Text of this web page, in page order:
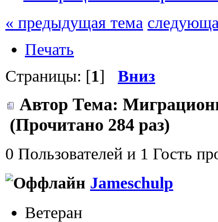
« предыдущая тема
Печать
Страницы: [1] Вниз
Автор Тема:
(Прочитано 284 раз)
0 Пользователей и 1 Гость
Jameschulp
Ветеран